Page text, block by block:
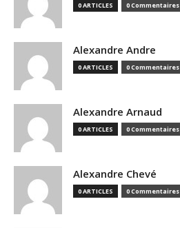
0 ARTICLES 0 Commentaires
Alexandre Andre
0 ARTICLES 0 Commentaires
Alexandre Arnaud
0 ARTICLES 0 Commentaires
Alexandre Chevé
0 ARTICLES 0 Commentaires